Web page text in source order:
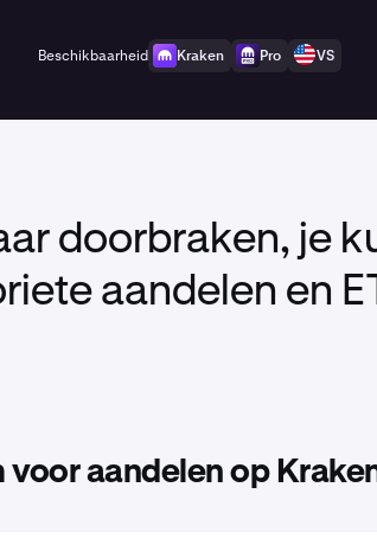
Beschikbaarheid Kraken Pro VS
doorbraken, je
aandelen en
voor aandelen op